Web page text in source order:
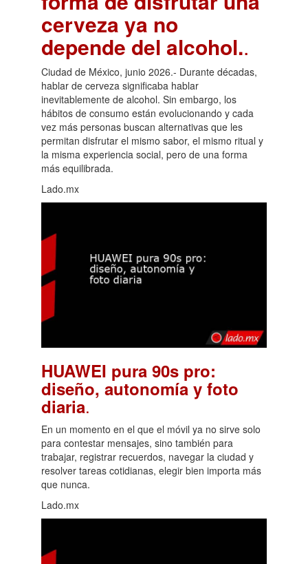
cerveza ya no
depende del alcohol..
Ciudad de México, junio 2026.- Durante décadas,
hablar de cerveza significaba hablar
inevitablemente de alcohol. Sin embargo, los
hábitos de consumo están evolucionando y cada
vez más personas buscan alternativas que les
permitan disfrutar el mismo sabor, el mismo ritual y
la misma experiencia social, pero de una forma
más equilibrada.
Lado.mx
HUAWEI pura 90s pro:
diseño, autonomía y foto
diaria.
En un momento en el que el móvil ya no sirve solo
para contestar mensajes, sino también para
trabajar, registrar recuerdos, navegar la ciudad y
resolver tareas cotidianas, elegir bien importa más
que nunca.
Lado.mx